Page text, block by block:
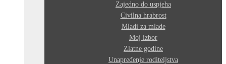
Zajedno do uspjeha
Civilna hrabrost
Mladi za mlade
Moj izbor
Zlatne godine
Unapređenje roditeljstva